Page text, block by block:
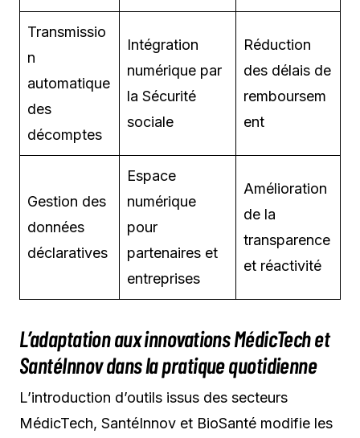
Transmissio
n
automatique
des
décomptes
Intégration
numérique par
la Sécurité
sociale
Réduction
des délais de
remboursem
ent
Gestion des
données
déclaratives
Espace
numérique
pour
partenaires et
entreprises
Amélioration
de la
transparence
et réactivité
L’adaptation aux innovations MédicTech et
SantéInnov dans la pratique quotidienne
L’introduction d’outils issus des secteurs
MédicTech, SantéInnov et BioSanté modifie les